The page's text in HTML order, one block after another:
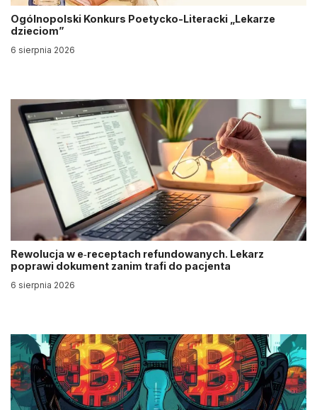
Ogólnopolski Konkurs Poetycko-Literacki „Lekarze
dzieciom”
6 sierpnia 2026
Rewolucja w e‑receptach refundowanych. Lekarz
poprawi dokument zanim trafi do pacjenta
6 sierpnia 2026